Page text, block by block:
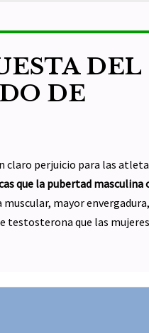
DEL
DE
claro perjuicio para las
que la pubertad masculina
mayor
testosterona que las